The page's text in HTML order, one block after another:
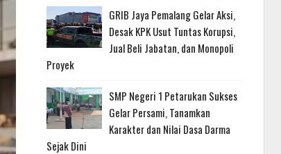
GRIB Jaya Pemalang Gelar Aksi,
Desak KPK Usut Tuntas Korupsi,
Jual Beli Jabatan, dan Monopoli
Proyek
SMP Negeri 1 Petarukan Sukses
Gelar Persami, Tanamkan
Karakter dan Nilai Dasa Darma
Sejak Dini